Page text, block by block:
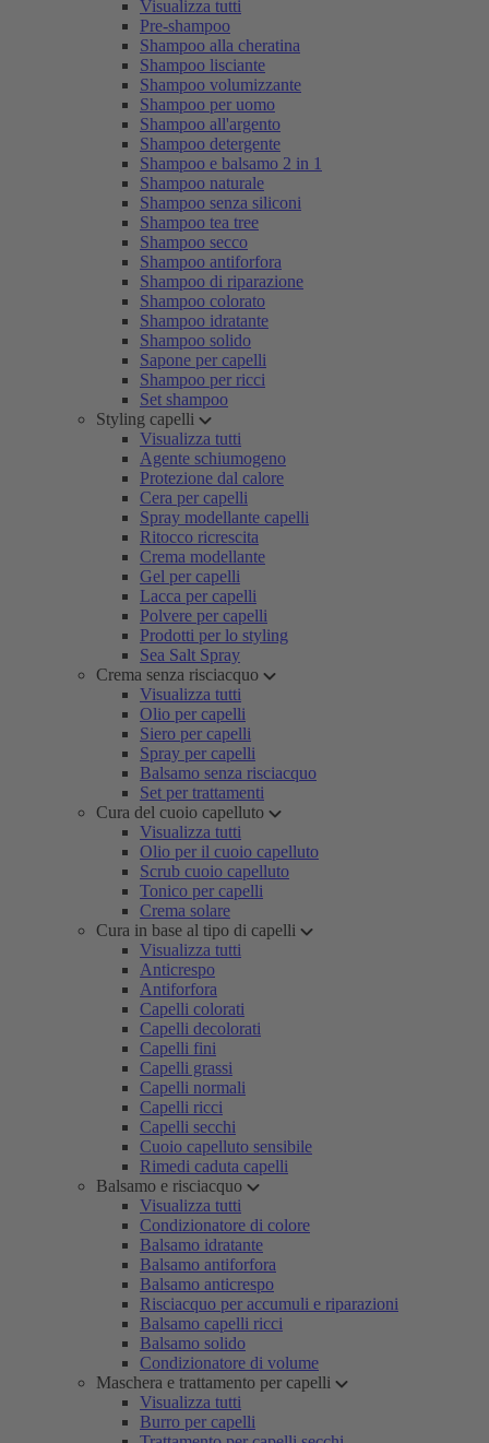
Visualizza tutti
Pre-shampoo
Shampoo alla cheratina
Shampoo lisciante
Shampoo volumizzante
Shampoo per uomo
Shampoo all'argento
Shampoo detergente
Shampoo e balsamo 2 in 1
Shampoo naturale
Shampoo senza siliconi
Shampoo tea tree
Shampoo secco
Shampoo antiforfora
Shampoo di riparazione
Shampoo colorato
Shampoo idratante
Shampoo solido
Sapone per capelli
Shampoo per ricci
Set shampoo
Styling capelli
Visualizza tutti
Agente schiumogeno
Protezione dal calore
Cera per capelli
Spray modellante capelli
Ritocco ricrescita
Crema modellante
Gel per capelli
Lacca per capelli
Polvere per capelli
Prodotti per lo styling
Sea Salt Spray
Crema senza risciacquo
Visualizza tutti
Olio per capelli
Siero per capelli
Spray per capelli
Balsamo senza risciacquo
Set per trattamenti
Cura del cuoio capelluto
Visualizza tutti
Olio per il cuoio capelluto
Scrub cuoio capelluto
Tonico per capelli
Crema solare
Cura in base al tipo di capelli
Visualizza tutti
Anticrespo
Antiforfora
Capelli colorati
Capelli decolorati
Capelli fini
Capelli grassi
Capelli normali
Capelli ricci
Capelli secchi
Cuoio capelluto sensibile
Rimedi caduta capelli
Balsamo e risciacquo
Visualizza tutti
Condizionatore di colore
Balsamo idratante
Balsamo antiforfora
Balsamo anticrespo
Risciacquo per accumuli e riparazioni
Balsamo capelli ricci
Balsamo solido
Condizionatore di volume
Maschera e trattamento per capelli
Visualizza tutti
Burro per capelli